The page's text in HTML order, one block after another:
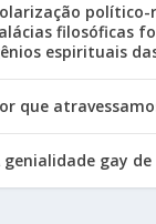
político-
filosóficas
espirituais
que
genialidade gay de